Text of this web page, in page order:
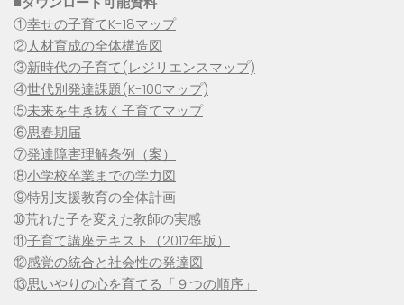
①幸せの子育てK-18マップ
②人材育成の全体構造図
③新時代の子育て(レジリエンスマップ)
④世代別発達課題(K-100マップ)
⑤未来を生き抜く子育てマップ
⑥思春期届
⑦発達障害理解条例（案）
⑧小学校卒業までの学力図
⑨特別支援教育の全体計画
➉荒れた子を変えた教師の実感
⑪子育て講座テキスト（2017年版）
⑫感覚の統合と社会性の発達図
⑬思いやりの心を育てる「９つの順序」